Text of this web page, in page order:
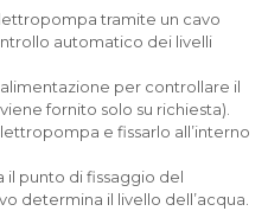
tramite un cavo
automatico dei livelli
per controllare il
fornito solo su richiesta).
e fissarlo all’interno
il punto di fissaggio del
determina il livello dell’acqua.